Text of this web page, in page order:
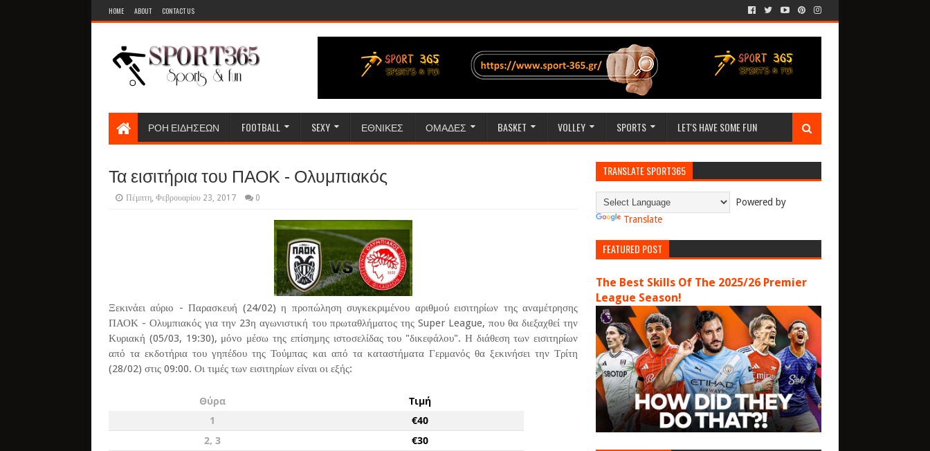
HOME ABOUT CONTACT US
ΡΟΗ ΕΙΔΗΣΕΩΝ FOOTBALL SEXY ΕΘΝΙΚΕΣ ΟΜΑΔΕΣ BASKET VOLLEY SPORTS LET'S HAVE SOME FUN
Τα εισιτήρια του ΠΑΟΚ - Ολυμπιακός
Πέμπτη, Φεβρουαρίου 23, 2017 0
Ξεκινάει αύριο - Παρασκευή (24/02) η προπώληση συγκεκριμένου αριθμού εισιτηρίων της αναμέτρησης
ΠΑΟΚ - Ολυμπιακός για την 23η αγωνιστική του πρωταθλήματος της Super League, που θα διεξαχθεί την
Κυριακή (05/03, 19:30), μόνο μέσω της επίσημης ιστοσελίδας του "δικεφάλου". Η διάθεση των εισιτηρίων
από τα εκδοτήρια του γηπέδου της Τούμπας και από τα καταστήματα Γερμανός θα ξεκινήσει την Τρίτη
(28/02) στις 09:00. Οι τιμές των εισιτηρίων είναι οι εξής:
Θύρα
Τιμή
1
€40
2, 3
€30
TRANSLATE SPORT365
Powered by
Translate
FEATURED POST
The Best Skills Of The 2025/26 Premier
League Season!